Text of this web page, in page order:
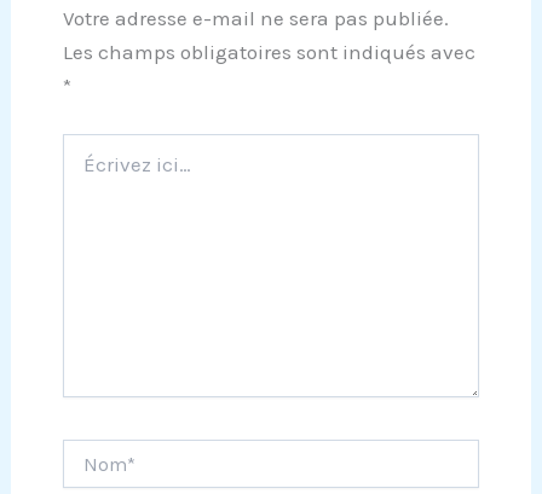
Votre adresse e-mail ne sera pas publiée.
Les champs obligatoires sont indiqués avec
*
ici…